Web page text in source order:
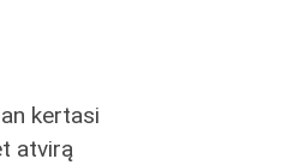
kertasi
atvirą